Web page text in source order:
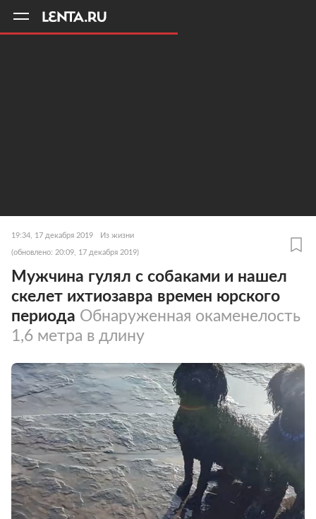
19:34, 17 декабря 2019 Из жизни
(обновлено: 20:09, 17 декабря 2019)
Мужчина гулял с собаками и нашел
скелет ихтиозавра времен юрского
периода Обнаруженная окаменелость
1,6 метра в длину